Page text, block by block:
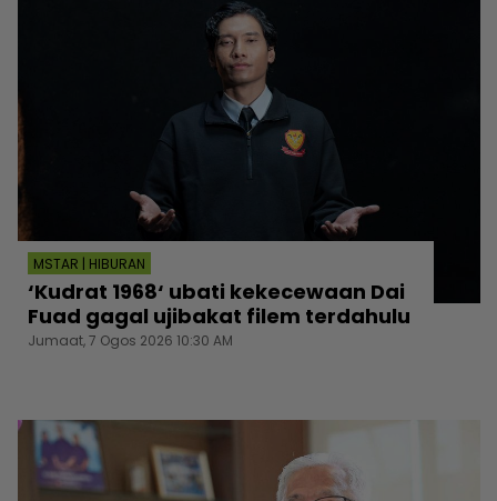
MSTAR | HIBURAN
‘Kudrat 1968‘ ubati kekecewaan Dai
Fuad gagal ujibakat filem terdahulu
Jumaat, 7 Ogos 2026 10:30 AM